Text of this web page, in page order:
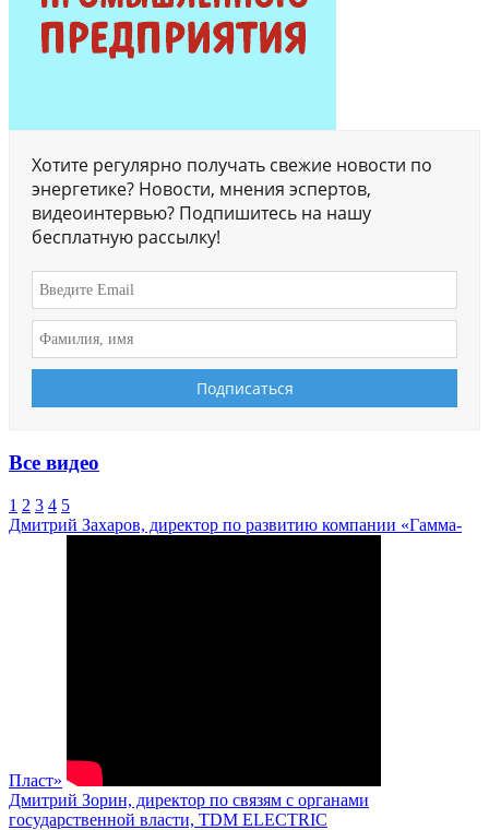
Хотите регулярно получать свежие новости по
энергетике? Новости, мнения эспертов,
видеоинтервью? Подпишитесь на нашу
бесплатную рассылку!
Все видео
1 2 3 4 5
Дмитрий Захаров, директор по развитию компании «Гамма-
Пласт»
Дмитрий Зорин, директор по связям с органами
государственной власти, TDM ELECTRIC